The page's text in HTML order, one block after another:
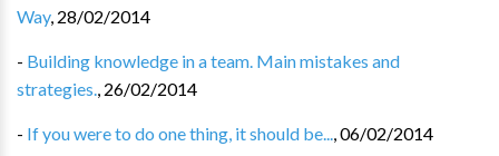
Way, 28/02/2014
- Building knowledge in a team. Main mistakes and
strategies., 26/02/2014
- If you were to do one thing, it should be...,06/02/2014